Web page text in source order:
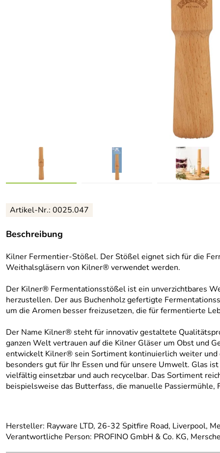
Artikel-Nr.: 0025.047
Beschreibung
Kilner Fermentier-Stößel. Der Stößel eignet sich für die
Weithalsgläsern von Kilner® verwendet werden.
Der Kilner® Fermentationsstößel ist ein unverzichtbares
herzustellen. Der aus Buchenholz gefertigte
um die Aromen besser freizusetzen, die für fermentierte
Der Name Kilner® steht für innovativ gestaltete
ganzen Welt vertrauen auf die Kilner Gläser um Obst und
entwickelt Kilner® sein Sortiment kontinuierlich weiter
besonders gut für Ihr Essen und für unsere Umwelt. Glas
vielfältig einsetzbar und auch recycelbar. Das Sortiment
beispielsweise das Butterfass, die manuelle
Hersteller: Rayware LTD, 26-32 Spitfire Road, Liverpool,
Verantwortliche Person: PROFINO GmbH & Co. KG,